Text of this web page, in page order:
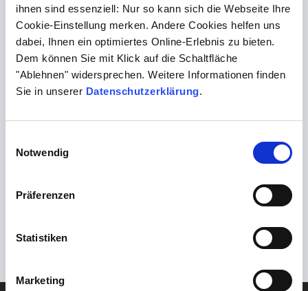
ihnen sind essenziell: Nur so kann sich die Webseite Ihre
Cookie-Einstellung merken. Andere Cookies helfen uns
dabei, Ihnen ein optimiertes Online-Erlebnis zu bieten.
Dem können Sie mit Klick auf die Schaltfläche
"Ablehnen" widersprechen. Weitere Informationen finden
Sie in unserer Datenschutzerklärung.
Notwendig
Präferenzen
Statistiken
Marketing
von Mavacamten plus Begleittherapie nach ärztlicher
Maßgabe gegenüber der zweckmäßigen
Vergleichstherapie, im Hinblick auf
Krankheitsbeschwerden, Änderung
der Krankheitsbeschwerden und gesundheitsbezogene
Lebensqualität. Fragen Sie gerne Ihre
Mehr Awareness für den Lipoprotein(a)-Wert